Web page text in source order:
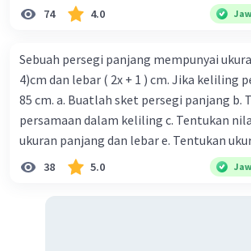
74 4.0
Sebuah persegi panjang mempunyai
4)cm dan lebar ( 2x + 1 ) cm. Jika keliling
85 cm. a. Buatlah sket persegi panjang b.
persamaan dalam keliling c. Tentukan
ukuran panjang dan lebar e. Tentukan
38 5.0